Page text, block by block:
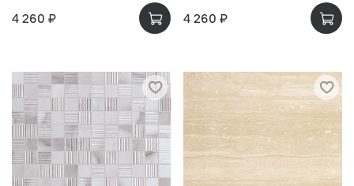
4 260 ₽
4 260 ₽